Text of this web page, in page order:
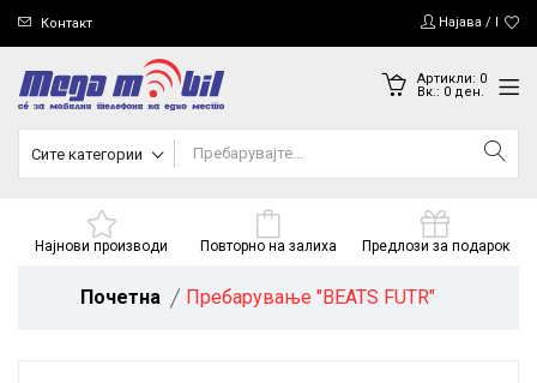
Контакт Најава /
Артикли: 0
Вк.: 0ден.
Сите категории
Најнови производи Повторно на залиха Предлози за подарок
Почетна Пребарување "BEATS FUTR"